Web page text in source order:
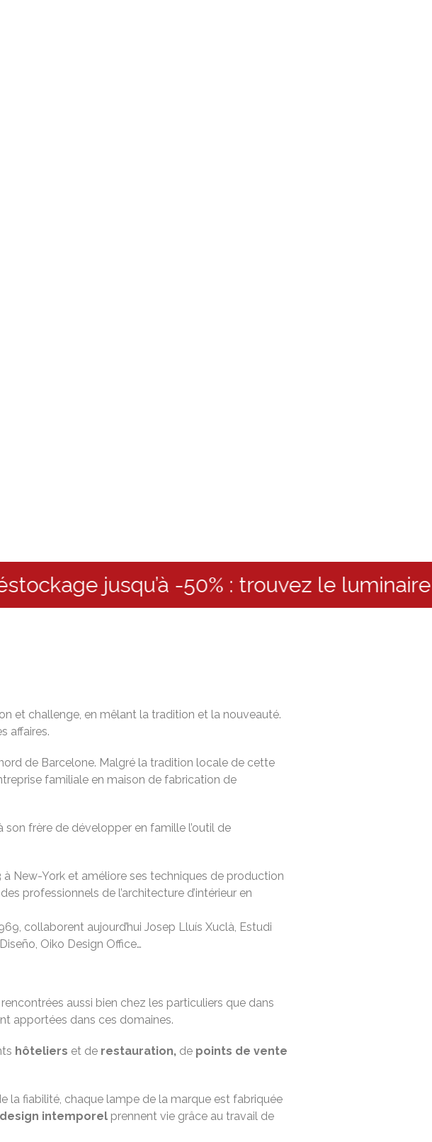
jusqu’à -50% : trouvez le luminaire
et challenge, en mêlant la tradition et la nouveauté.
affaires.
de Barcelone. Malgré la tradition locale de cette
familiale en maison de fabrication de
frère de développer en famille l’outil de
New-York et améliore ses techniques de production
professionnels de l’architecture d’intérieur en
collaborent aujourd’hui Josep Lluís Xuclà, Estudi
Oiko Design Office…
aussi bien chez les particuliers que dans
apportées dans ces domaines.
hôteliers et de restauration, de points de vente
la fiabilité, chaque lampe de la marque est fabriquée
design intemporel prennent vie grâce au travail de